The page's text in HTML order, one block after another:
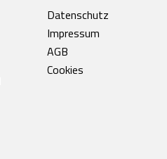
Datenschutz
Impressum
AGB
Cookies